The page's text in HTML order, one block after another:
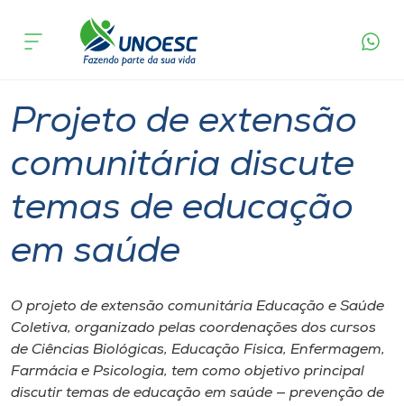
Cursos
Atendimento ao Estudante
Portal de Ensino
A
Unoesc
Internacionalização
acontece
Projeto de extensão
comunitária discute
temas de educação
em saúde
O projeto de extensão comunitária Educação e Saúde
Coletiva, organizado pelas coordenações dos cursos
de Ciências Biológicas, Educação Física, Enfermagem,
Farmácia e Psicologia, tem como objetivo principal
discutir temas de educação em saúde — prevenção de